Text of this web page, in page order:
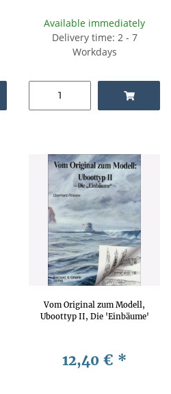
Available immediately
Delivery time: 2 - 7
Workdays
Vom Original zum Modell,
Uboottyp II, Die 'Einbäume'
12,40 € *